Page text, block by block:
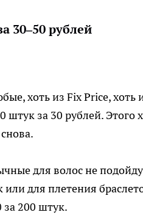
30–50 рублей
хоть из Fix Price, хоть
за 30 рублей. Этого
для волос не
или для плетения
за 200 штук.